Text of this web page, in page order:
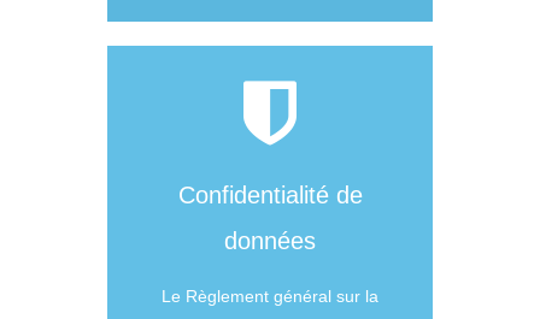
Confidentialité de
données
Le Règlement général sur la